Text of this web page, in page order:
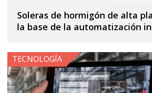
Soleras de hormigón de alta
la base de la automatización
TECNOLOGÍA